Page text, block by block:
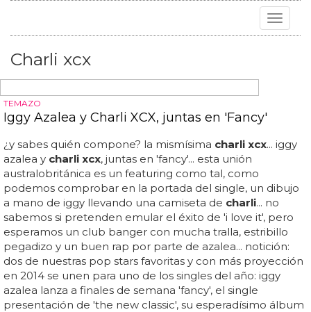
Toggle
Charli xcx
TEMAZO
Iggy Azalea y Charli XCX, juntas en 'Fancy'